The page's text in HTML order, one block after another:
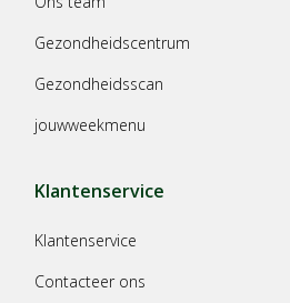
Gezondheidscentrum
Gezondheidsscan
jouwweekmenu
Klantenservice
Klantenservice
Contacteer ons